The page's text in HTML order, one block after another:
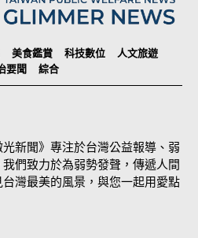
美食鑑賞 科技數位
人文旅遊
要聞
綜合
新聞》專注於台灣公益報導、弱
們致力於為弱勢發聲，傳遞人間
灣最美的風景，與您一起用愛點